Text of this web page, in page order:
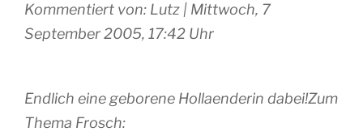
Kommentiert von: Lutz | Mittwoch, 7
September 2005, 17:42 Uhr
Endlich eine geborene Hollaenderin dabei!Zum
Thema Frosch: